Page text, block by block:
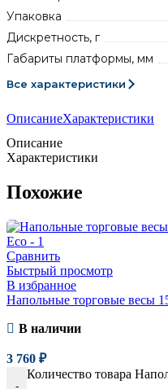
Упаковка
Дискретность, г
Габариты платформы, мм
Все характеристики
ОписаниеХарактеристики
Описание
Характеристики
Похожие
Сравнить
Быстрый просмотр
В избранное
Напольные торговые весы
В наличии
3 760 ₽
-
Количество товара